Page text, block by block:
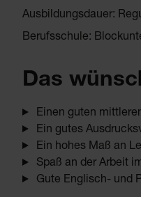
Ausbildungsdauer:
Berufsschule:
Das
Einen guten
Ein gutes
Ein hohes Maß an
Spaß an der Arbeit
Gute Englisch- und